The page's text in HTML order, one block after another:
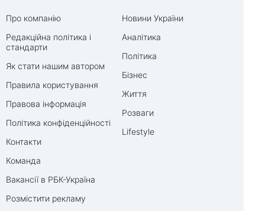
Про компанію
Редакційна політика і
стандарти
Як стати нашим автором
Правила користування
Правова інформація
Політика конфіденційності
Контакти
Команда
Вакансії в РБК-Україна
Розмістити рекламу
Новини України
Аналітика
Політика
Бізнес
Життя
Розваги
Lifestyle